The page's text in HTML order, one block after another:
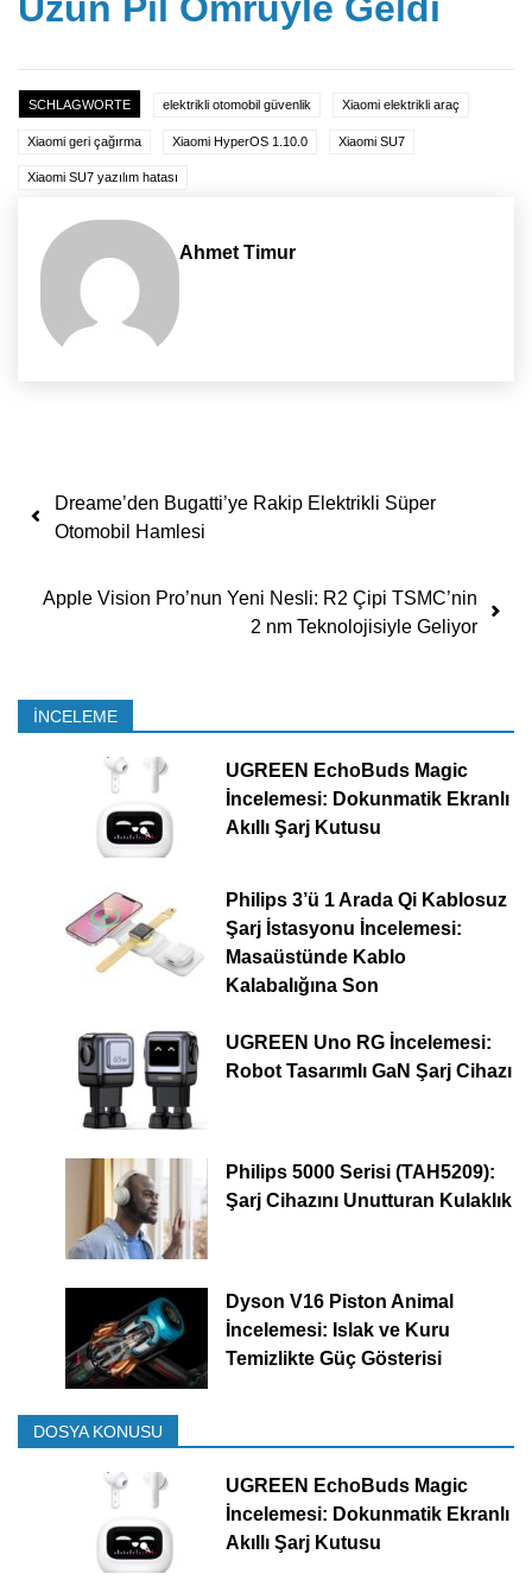
SCHLAGWORTE elektrikli otomobil güvenlik Xiaomi elektrikli araç
Xiaomi geri çağırma Xiaomi HyperOS 1.10.0 Xiaomi SU7
Xiaomi SU7 yazılım hatası
Ahmet Timur
Yazı dolaşımı
Dreame’den Bugatti’ye Rakip Elektrikli Süper
Otomobil Hamlesi
Apple Vision Pro’nun Yeni Nesli: R2 Çipi TSMC’nin
2 nm Teknolojisiyle Geliyor
İNCELEME
UGREEN EchoBuds Magic
İncelemesi: Dokunmatik Ekranlı
Akıllı Şarj Kutusu
Philips 3’ü 1 Arada Qi Kablosuz
Şarj İstasyonu İncelemesi:
Masaüstünde Kablo
Kalabalığına Son
UGREEN Uno RG İncelemesi:
Robot Tasarımlı GaN Şarj Cihazı
Philips 5000 Serisi (TAH5209):
Şarj Cihazını Unutturan Kulaklık
Dyson V16 Piston Animal
İncelemesi: Islak ve Kuru
Temizlikte Güç Gösterisi
DOSYA KONUSU
UGREEN EchoBuds Magic
İncelemesi: Dokunmatik Ekranlı
Akıllı Şarj Kutusu